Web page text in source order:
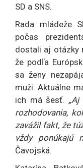
SD a SNS.
Rada mládeže
počas
dostali aj otázky
že podľa
sa ženy
muži. Aktuálne
ich má šesť.
rozhodovania,
zavážil fakt, že
vždy ponúkajú
Čavojská.